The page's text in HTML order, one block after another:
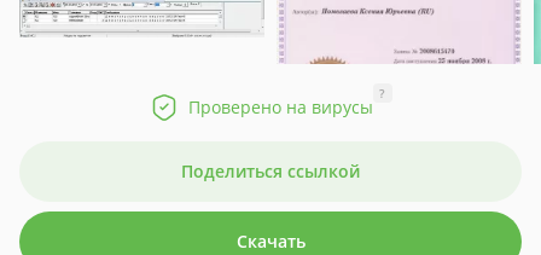
Проверено на вирусы
?
Поделиться ссылкой
Скачать